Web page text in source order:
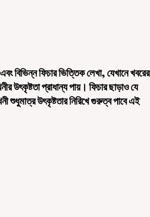
বিভিন্ন ফিচার ভিত্তিক লেখা, যেখানে খবরের
উৎকৃষ্টতা প্রাধান্য পায়। ফিচার ছাড়াও যে
শুধুমাত্র উৎকৃষ্টতার নিরিখে গুরুত্ব পাবে এই